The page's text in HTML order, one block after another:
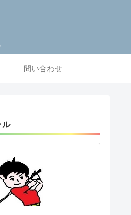
問い合わせ
ル